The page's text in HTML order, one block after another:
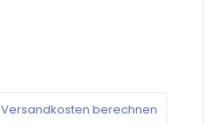
Versandkosten berechnen